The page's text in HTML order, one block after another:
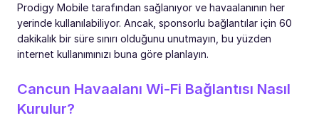
Prodigy Mobile tarafından sağlanıyor ve havaalanının her
yerinde kullanılabiliyor. Ancak, sponsorlu bağlantılar için 60
dakikalık bir süre sınırı olduğunu unutmayın, bu yüzden
internet kullanımınızı buna göre planlayın.
Cancun Havaalanı Wi-Fi Bağlantısı Nasıl
Kurulur?